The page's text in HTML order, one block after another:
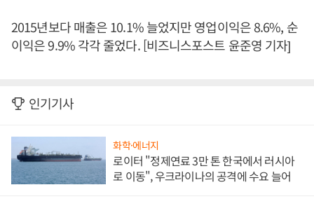
2015년보다 매출은 10.1% 늘었지만 영업이익은 8.6%, 순
이익은 9.9% 각각 줄었다. [비즈니스포스트 윤준영 기자]
인기기사
화학·에너지
로이터 "정제연료 3만 톤 한국에서 러시아
로 이동", 우크라이나의 공격에 수요 늘어